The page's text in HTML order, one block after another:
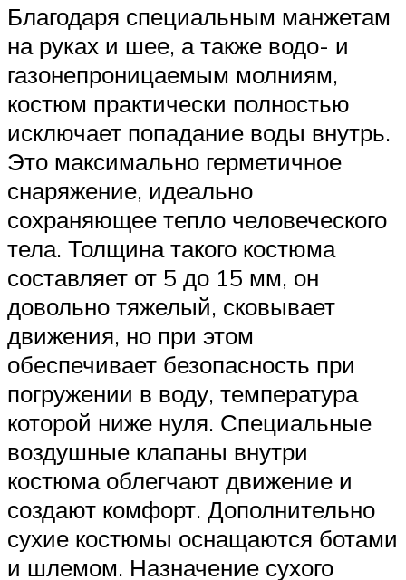
Благодаря специальным манжетам
на руках и шее, а также водо- и
газонепроницаемым молниям,
костюм практически полностью
исключает попадание воды внутрь.
Это максимально герметичное
снаряжение, идеально
сохраняющее тепло человеческого
тела. Толщина такого костюма
составляет от 5 до 15 мм, он
довольно тяжелый, сковывает
движения, но при этом
обеспечивает безопасность при
погружении в воду, температура
которой ниже нуля. Специальные
воздушные клапаны внутри
костюма облегчают движение и
создают комфорт. Дополнительно
сухие костюмы оснащаются ботами
и шлемом. Назначение сухого